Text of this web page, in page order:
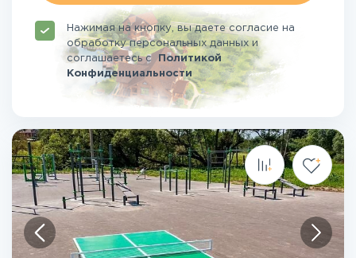
Нажимая на кнопку, вы даете согласие на
обработку персональных данных и
соглашаетесьсПолитикой
Конфиденциальности